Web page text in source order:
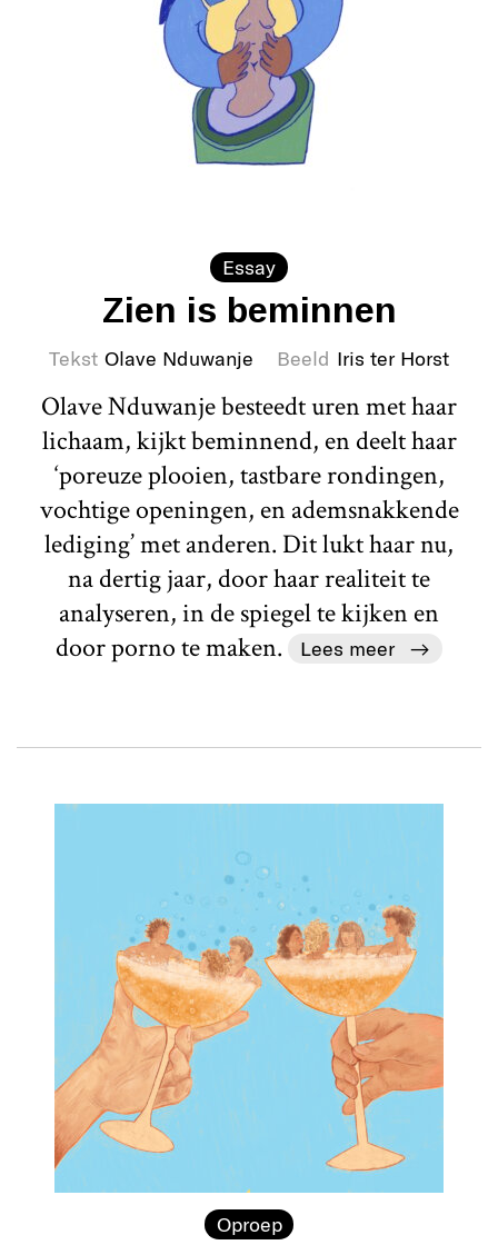
Essay
Zien is beminnen
Tekst Olave Nduwanje Beeld Iris ter Horst
Olave Nduwanje besteedt uren met haar
lichaam, kijkt beminnend, en deelt haar
‘poreuze plooien, tastbare rondingen,
vochtige openingen, en ademsnakkende
lediging’ met anderen. Dit lukt haar nu,
na dertig jaar, door haar realiteit te
analyseren, in de spiegel te kijken en
door porno te maken.
Lees meer
Oproep